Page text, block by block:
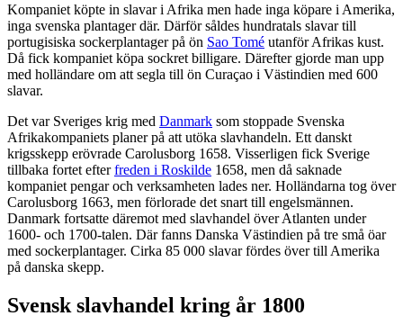
Kompaniet köpte in slavar i Afrika men hade inga köpare i Amerika,
inga svenska plantager där. Därför såldes hundratals slavar till
portugisiska sockerplantager på ön Sao Tomé utanför Afrikas kust.
Då fick kompaniet köpa sockret billigare. Därefter gjorde man upp
med holländare om att segla till ön Curaçao i Västindien med 600
slavar.
Det var Sveriges krig med Danmark som stoppade Svenska
Afrikakompaniets planer på att utöka slavhandeln. Ett danskt
krigsskepp erövrade Carolusborg 1658. Visserligen fick Sverige
tillbaka fortet efterfreden i Roskilde 1658, men då saknade
kompaniet pengar och verksamheten lades ner. Holländarna tog över
Carolusborg 1663, men förlorade det snart till engelsmännen.
Danmark fortsatte däremot med slavhandel över Atlanten under
1600- och 1700-talen. Där fanns Danska Västindien på tre små öar
med sockerplantager. Cirka 85 000 slavar fördes över till Amerika
på danska skepp.
Svensk slavhandel kring år 1800